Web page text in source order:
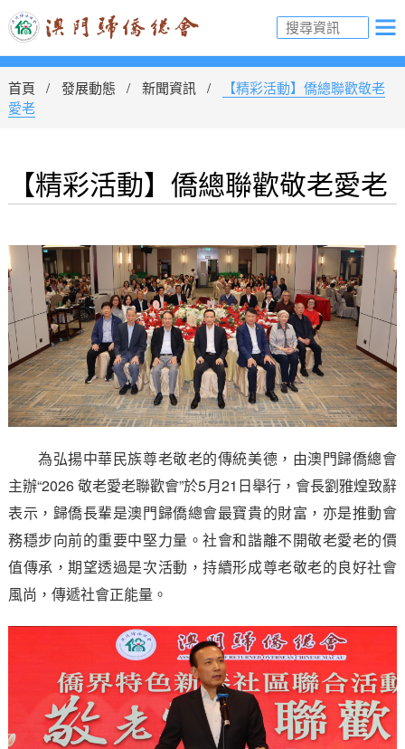
首頁 發展動態 新聞資訊
【精彩活動】僑總聯歡敬老
愛老
【精彩活動】僑總聯歡敬老愛老
為弘揚中華民族尊老敬老的傳統美德，由澳門歸僑總會
主辦“2026 敬老愛老聯歡會”於5月21日舉行，會長劉雅煌致辭
表示，歸僑長輩是澳門歸僑總會最寶貴的財富，亦是推動會
務穩步向前的重要中堅力量。社會和諧離不開敬老愛老的價
值傳承，期望透過是次活動，持續形成尊老敬老的良好社會
風尚，傳遞社會正能量。